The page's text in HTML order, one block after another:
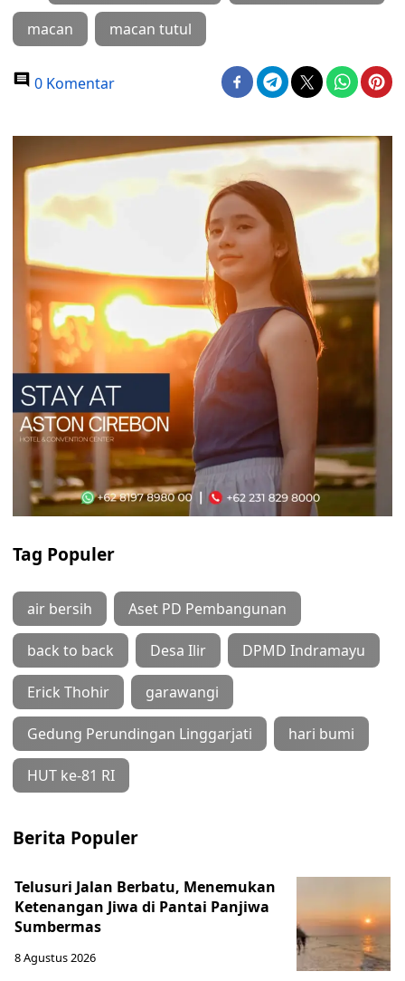
macan macan tutul
0 Komentar
Tag Populer
air bersih Aset PD Pembangunan
back to back Desa Ilir DPMD Indramayu
Erick Thohir garawangi
Gedung Perundingan Linggarjati hari bumi
HUT ke-81 RI
Berita Populer
Telusuri Jalan Berbatu, Menemukan
Ketenangan Jiwa di Pantai Panjiwa
Sumbermas
8 Agustus 2026